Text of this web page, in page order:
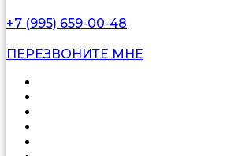
+7 (995) 659-00-48
ПЕРЕЗВОНИТЕ МНЕ